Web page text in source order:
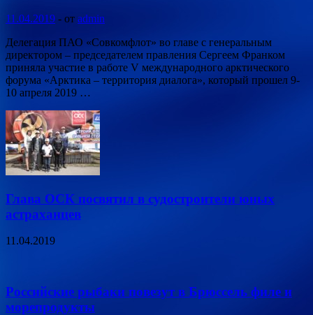
11.04.2019 - от admin
Делегация ПАО «Совкомфлот» во главе с генеральным
директором – председателем правления Сергеем Франком
приняла участие в работе V международного арктического
форума «Арктика – территория диалога», который прошел 9-
10 апреля 2019 …
Глава ОСК посвятил в судостроители юных
астраханцев
11.04.2019
Российские рыбаки повезут в Брюссель филе и
морепродукты